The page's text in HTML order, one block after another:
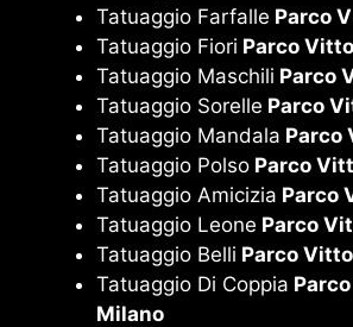
Tatuaggio Farfalle Parco
Tatuaggio Fiori Parco
Tatuaggio Maschili Parco
Tatuaggio Sorelle Parco
Tatuaggio Mandala Parco
Tatuaggio Polso Parco
Tatuaggio Amicizia Parco
Tatuaggio Leone Parco
Tatuaggio Belli Parco
Tatuaggio Di Coppia
Milano